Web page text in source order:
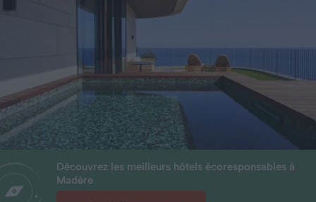
Découvrez les meilleurs hôtels écoresponsables à
Madère